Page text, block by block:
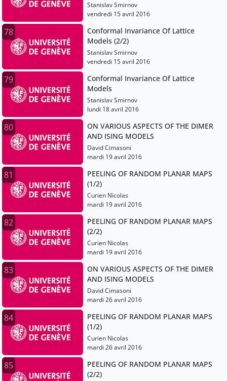
Stanislav Smirnov
vendredi 15 avril 2016
78
Conformal Invariance Of Lattice
Models (2/2)
Stanislav Smirnov
vendredi 15 avril 2016
79
Conformal Invariance Of Lattice
Models
Stanislav Smirnov
lundi 18 avril 2016
80
ON VARIOUS ASPECTS OF THE DIMER
AND ISING MODELS
David Cimasoni
mardi 19 avril 2016
81
PEELING OF RANDOM PLANAR MAPS
(1/2)
Curien Nicolas
mardi 19 avril 2016
82
PEELING OF RANDOM PLANAR MAPS
(2/2)
Curien Nicolas
mardi 19 avril 2016
83
ON VARIOUS ASPECTS OF THE DIMER
AND ISING MODELS
David Cimasoni
mardi 26 avril 2016
84
PEELING OF RANDOM PLANAR MAPS
(1/2)
Curien Nicolas
mardi 26 avril 2016
85
PEELING OF RANDOM PLANAR MAPS
(2/2)